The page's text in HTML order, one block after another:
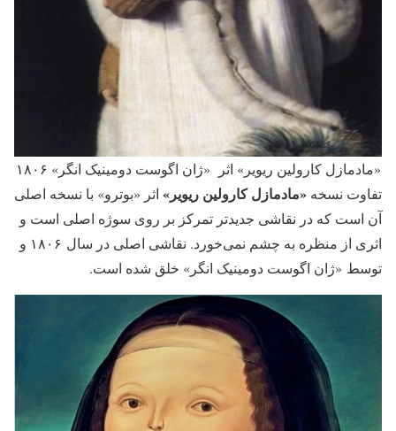
«مادمازل کارولین ریویر»‌ اثر «ژان اگوست دومینیک انگر» ۱۸۰۶
تفاوت نسخه «مادمازل کارولین ریویر»‌ اثر «بوترو» با نسخه اصلی
آن است که در نقاشی جدیدتر تمرکز بر روی سوژه اصلی است و
اثری از منظره به چشم نمی‌خورد. نقاشی اصلی در سال ۱۸۰۶ و
توسط «ژان اگوست دومینیک انگر»‌ خلق شده است.